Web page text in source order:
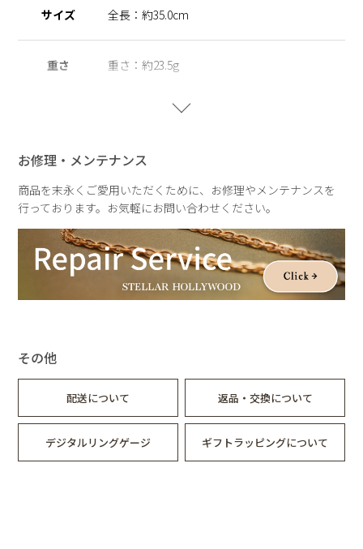
サイズ 全長：約35.0cm
重さ 重さ：約23.5g
お修理・メンテナンス
商品を末永くご愛用いただくために、お修理やメンテナンスを
行っております。お気軽にお問い合わせください。
その他
配送について 返品・交換について
デジタルリングゲージ ギフトラッピングについて